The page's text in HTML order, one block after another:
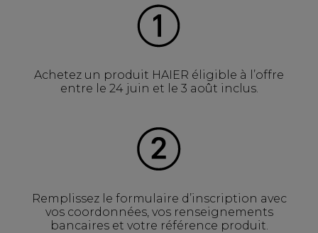
Achetez un produit HAIER éligible à l’offre
entre le 24 juin et le 3 août inclus.
Remplissez le formulaire d’inscription avec
vos coordonnées, vos renseignements
bancaires et votre référence produit.